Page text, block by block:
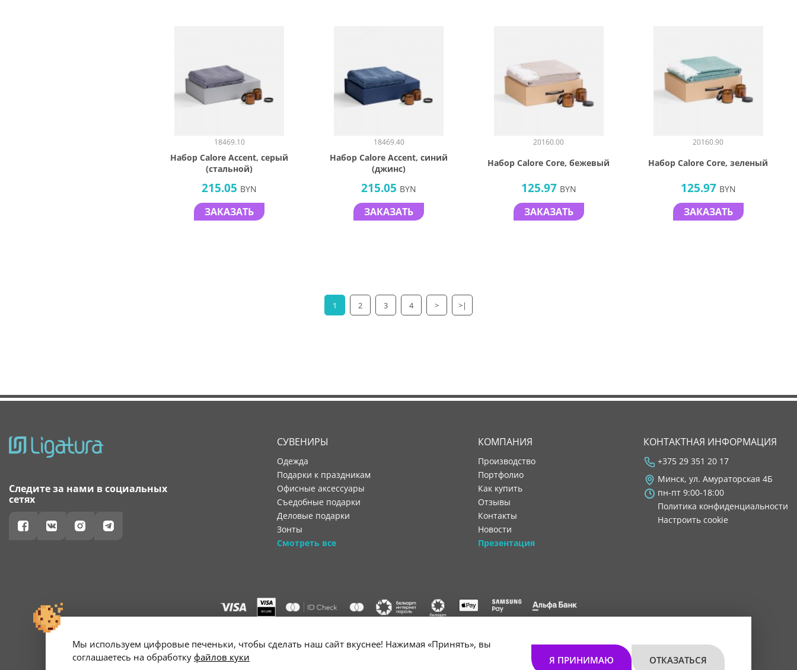
18469.10
Набор Calore Accent, серый
(стальной)
215.05 BYN
ЗАКАЗАТЬ
18469.40
Набор Calore Accent, синий
(джинс)
215.05 BYN
ЗАКАЗАТЬ
20160.00
Набор Calore Core, бежевый
125.97 BYN
ЗАКАЗАТЬ
20160.90
Набор Calore Core, зеленый
125.97 BYN
ЗАКАЗАТЬ
1 2 3 4 > >|
Следите за нами в социальных
сетях
СУВЕНИРЫ
Одежда
Подарки к праздникам
Офисные аксессуары
Съедобные подарки
Деловые подарки
Зонты
Смотреть все
КОМПАНИЯ
производство
портфолио
как купить
отзывы
контакты
новости
Презентация
КОНТАКТНАЯ ИНФОРМАЦИЯ
+375 29 351 20 17
Минск, ул. Амураторская 4Б
пн-пт 9:00-18:00
Политика конфиденциальности
Настроить cookie
г. Минск, ул. Амураторская, 4Б, цокольный этаж, помещение 3. Р/с BY34 ALFA 3012 2B24 8200 1027 0000"
Свидетельство о государственной регистрации №193602931 выдано Минским горисполкомом 30.11.2021 г.
Мы используем цифровые печеньки, чтобы сделать наш сайт вкуснее! Нажимая «Принять», вы
соглашаетесь на обработку файлов куки Я ПРИНИМАЮ ОТКАЗАТЬСЯ